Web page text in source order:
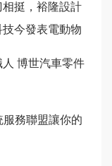
挺，裕隆設計
今發表電動物
博世汽車零件
服務聯盟讓你的